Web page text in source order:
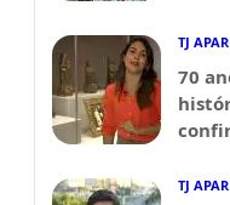
TJ
70
TJ